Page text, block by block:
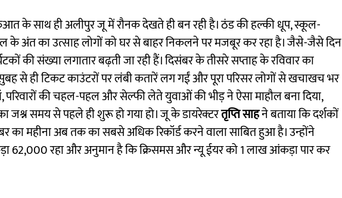
के साथ ही अलीपुर जू में रौनक देखते ही बन रही है। ठंड की हल्की धूप, स्कूल-
के अंत का उत्साह लोगों को घर से बाहर निकलने पर मजबूर कर रहा है। जैसे-जैसे दिन
की संख्या लगातार बढ़ती जा रही हैं। दिसंबर के तीसरे सप्ताह के रविवार का
से ही टिकट काउंटरों पर लंबी कतारें लग गईं और पूरा परिसर लोगों से खचाखच भर
परिवारों की चहल-पहल और सेल्फी लेते युवाओं की भीड़ ने ऐसा माहौल बना दिया,
जश्न समय से पहले ही शुरू हो गया हो। जू के डायरेक्टरतृप्ति साहने बताया कि दर्शकों
का महीना अब तक का सबसे अधिक रिकॉर्ड करने वाला साबित हुआ है। उन्होंने
62,000 रहा और अनुमान है कि क्रिसमस और न्यू ईयर को 1 लाख आंकड़ा पार कर